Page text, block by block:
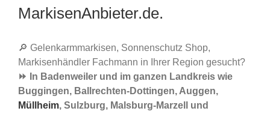
MarkisenAnbieter.de.
🔎 Gelenkarmmarkisen, Sonnenschutz Shop,
Markisenhändler Fachmann in Ihrer Region gesucht?
⏩ In Badenweiler und im ganzen Landkreis wie
Buggingen, Ballrechten-Dottingen, Auggen,
Müllheim, Sulzburg, Malsburg-Marzell und